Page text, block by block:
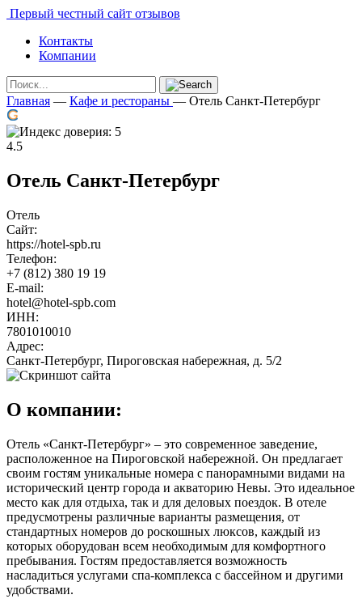
Первый честный сайт отзывов
Контакты
Компании
Главная — Кафе и рестораны — Отель Санкт-Петербург
4.5
Отель Санкт-Петербург
Отель
Сайт:
https://hotel-spb.ru
Телефон:
+7 (812) 380 19 19
E-mail:
hotel@hotel-spb.com
ИНН:
7801010010
Адрес:
Санкт-Петербург, Пироговская набережная, д. 5/2
О компании:
Отель «Санкт-Петербург» – это современное заведение,
расположенное на Пироговской набережной. Он предлагает
своим гостям уникальные номера с панорамными видами на
исторический центр города и акваторию Невы. Это идеальное
место как для отдыха, так и для деловых поездок. В отеле
предусмотрены различные варианты размещения, от
стандартных номеров до роскошных люксов, каждый из
которых оборудован всем необходимым для комфортного
пребывания. Гостям предоставляется возможность
насладиться услугами спа-комплекса с бассейном и другими
удобствами.